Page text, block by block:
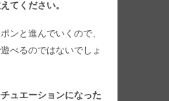
てください。
ンと進んでいくので、
べるのではないでしょ
ュエーションになった